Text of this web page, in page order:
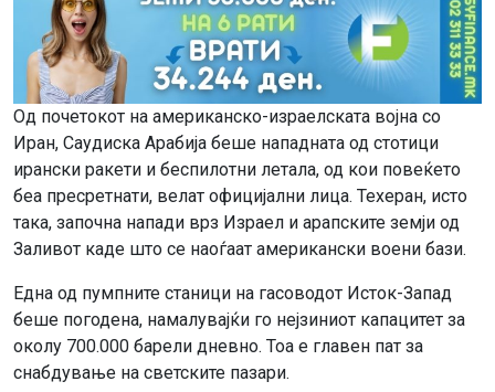
Од почетокот на американско-израелската војна со
Иран, Саудиска Арабија беше нападната од стотици
ирански ракети и беспилотни летала, од кои повеќето
беа пресретнати, велат официјални лица. Техеран, исто
така, започна напади врз Израел и арапските земји од
Заливот каде што се наоѓаат американски воени бази.
Една од пумпните станици на гасоводот Исток-Запад
беше погодена, намалувајќи го нејзиниот капацитет за
околу 700.000 барели дневно. Тоа е главен пат за
снабдување на светските пазари.